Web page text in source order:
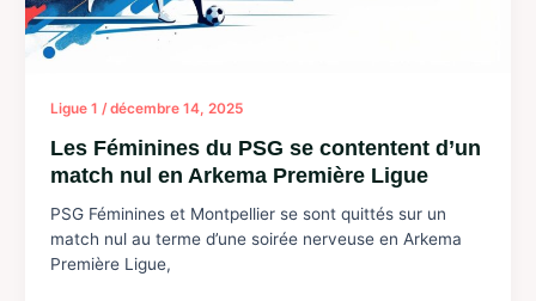
ne
pas
manquer
Sports
Orange
Ligue 1 /décembre 14, 2025
Les Féminines du PSG se contentent d’un
match nul en Arkema Première Ligue
PSG Féminines et Montpellier se sont quittés sur un
match nul au terme d’une soirée nerveuse en Arkema
Première Ligue,